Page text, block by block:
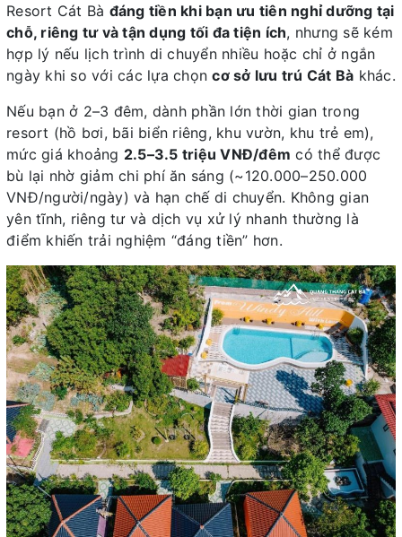
Resort Cát Bà đáng tiền khi bạn ưu tiên nghỉ dưỡng tại
chỗ, riêng tư và tận dụng tối đa tiện ích, nhưng sẽ kém
hợp lý nếu lịch trình di chuyển nhiều hoặc chỉ ở ngắn
ngày khi so với các lựa chọncơ sở lưu trú Cát Bà khác.
Nếu bạn ở 2–3 đêm, dành phần lớn thời gian trong
resort (hồ bơi, bãi biển riêng, khu vườn, khu trẻ em),
mức giá khoảng 2.5–3.5 triệu VNĐ/đêm có thể được
bù lại nhờ giảm chi phí ăn sáng (~120.000–250.000
VNĐ/người/ngày) và hạn chế di chuyển. Không gian
yên tĩnh, riêng tư và dịch vụ xử lý nhanh thường là
điểm khiến trải nghiệm “đáng tiền” hơn.